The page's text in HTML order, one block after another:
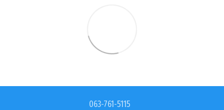
063-761-5115